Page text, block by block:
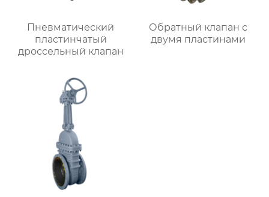
Пневматический
пластинчатый
дроссельный клапан
Обратный клапан с
двумя пластинами